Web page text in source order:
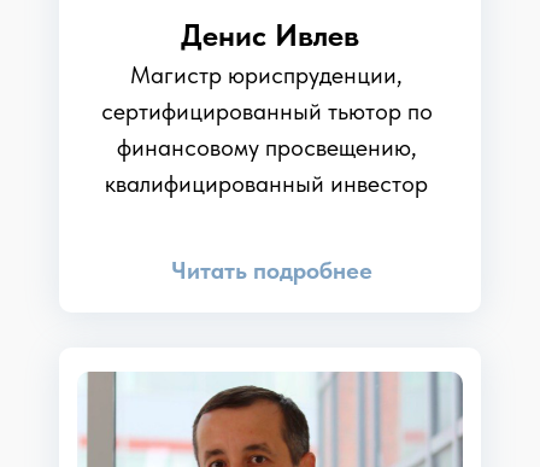
Денис Ивлев
Магистр юриспруденции,
сертифицированный тьютор по
финансовому просвещению,
квалифицированный инвестор
Читать подробнее